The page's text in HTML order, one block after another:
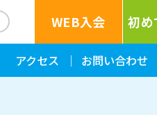
WEB入会 初
アクセス お問い合わせ